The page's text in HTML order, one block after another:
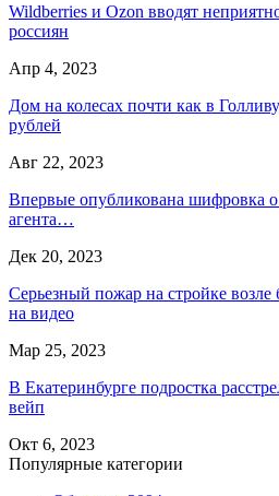
Wildberries и Ozon вводят
россиян
Апр 4, 2023
Дом на колесах почти как в
рублей
Авг 22, 2023
Впервые опубликована шифровка
агента…
Дек 20, 2023
Серьезный пожар на стройке
на видео
Мар 25, 2023
В Екатеринбурге подростка
вейп
Окт 6, 2023
Популярные категории